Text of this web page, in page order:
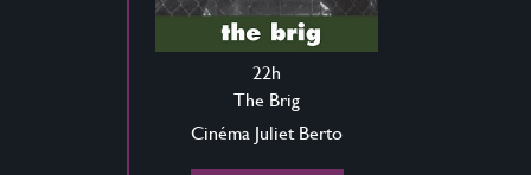
22h
The Brig
Cinéma Juliet Berto